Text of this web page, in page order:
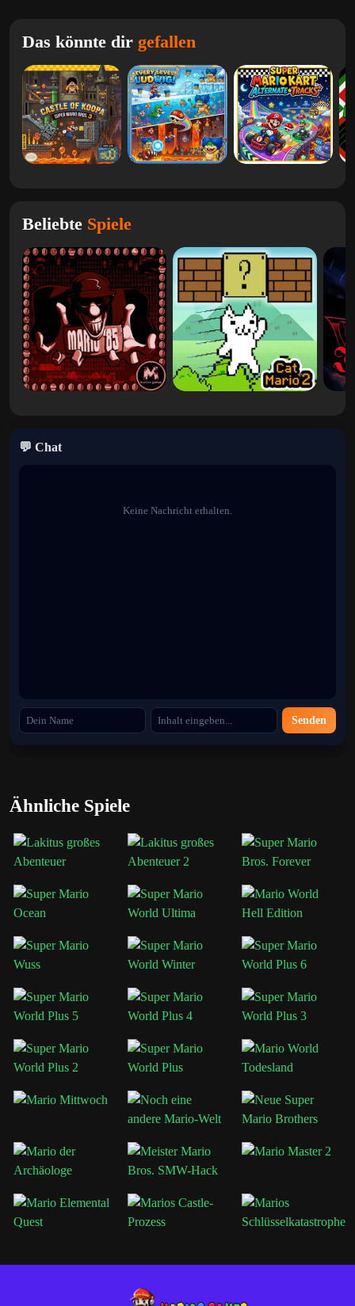
Das könnte dir gefallen
Beliebte Spiele
💬 Chat
Keine Nachricht erhalten.
Senden
Ähnliche Spiele